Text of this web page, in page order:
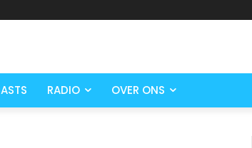
RADIO OVER ONS